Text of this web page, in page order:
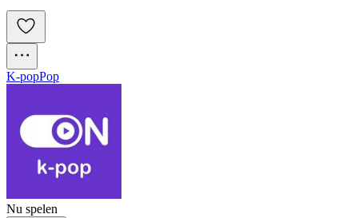
K-popPop
Nu spelen